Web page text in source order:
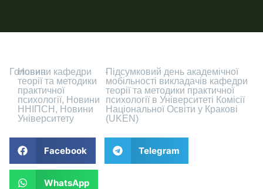
Головна
-Новини кафедри
теорії та методики
практичної
психології, Новини
ННІПСН , Новини
Університету
-Підсумковий день академічної
мобільності викладачів кафедри
теорії та методики практичної
психології в Університеті Комісії
Національної Освіти у Кракові
(UKEN)
Facebook Telegram
WhatsApp